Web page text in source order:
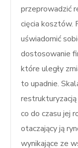
przeprowadzić
cięcia kosztów.
uświadomić
dostosowanie
które uległy
to upadnie.
co do czasu jej
otaczający ją
wynikające ze